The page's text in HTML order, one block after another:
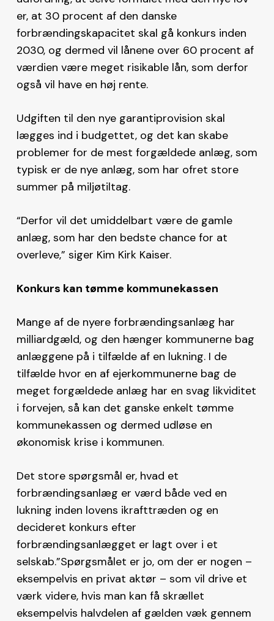
er, at 30 procent af den danske
forbrændingskapacitet skal gå konkurs inden
2030, og dermed vil lånene over 60 procent af
værdien være meget risikable lån, som derfor
også vil have en høj rente.
Udgiften til den nye garantiprovision skal
lægges ind i budgettet, og det kan skabe
problemer for de mest forgældede anlæg, som
typisk er de nye anlæg, som har ofret store
summer på miljøtiltag.
“Derfor vil det umiddelbart være de gamle
anlæg, som har den bedste chance for at
overleve,” siger Kim Kirk Kaiser.
Konkurs kan tømme kommunekassen
Mange af de nyere forbrændingsanlæg har
milliardgæld, og den hænger kommunerne bag
anlæggene på i tilfælde af en lukning. I de
tilfælde hvor en af ejerkommunerne bag de
meget forgældede anlæg har en svag likviditet
i forvejen, så kan det ganske enkelt tømme
kommunekassen og dermed udløse en
økonomisk krise i kommunen.
Det store spørgsmål er, hvad et
forbrændingsanlæg er værd både ved en
lukning inden lovens ikrafttræden og en
decideret konkurs efter
forbrændingsanlægget er lagt over i et
selskab.”Spørgsmålet er jo, om der er nogen –
eksempelvis en privat aktør – som vil drive et
værk videre, hvis man kan få skrællet
eksempelvis halvdelen af gælden væk gennem